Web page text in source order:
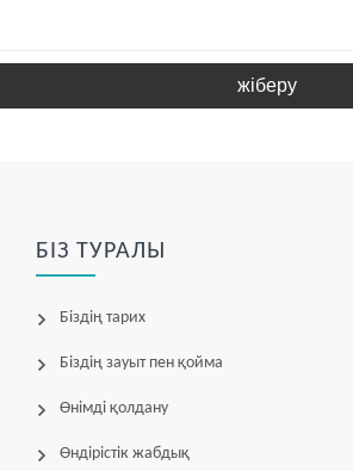
жіберу
БІЗ ТУРАЛЫ
Біздің тарих
Біздің зауыт пен қойма
Өнімді қолдану
Өндірістік жабдық